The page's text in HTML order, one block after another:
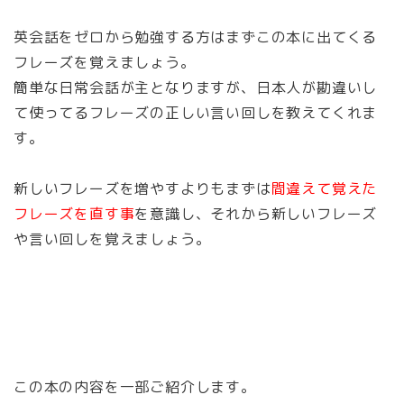
英会話をゼロから勉強する方はまずこの本に出てくる
フレーズを覚えましょう。
簡単な日常会話が主となりますが、日本人が勘違いし
て使ってるフレーズの正しい言い回しを教えてくれま
す。
新しいフレーズを増やすよりもまずは間違えて覚えた
フレーズを直す事を 意識し、それから新しいフレーズ
や言い回しを覚えましょう。
この本の内容を一部ご紹介します。